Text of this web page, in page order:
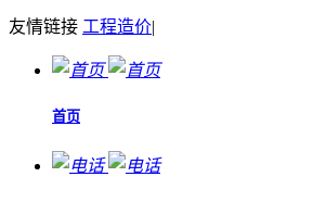
友情链接 工程造价|
首页